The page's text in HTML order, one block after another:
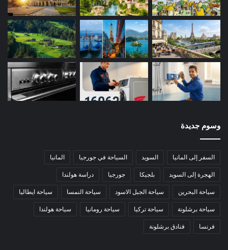
وسوم جديدة
السفر إلى المانيا السويد السياحة في جورجيا المانيا
الهجرة إلى السويد بلجيكا جورجيا دراسة هولندا
سياحة البحرين سياحة الجبل الاسود سياحة النمسا سياحة ايطاليا
سياحة برشلونة سياحة تركيا سياحة رومانيا سياحة هولندا
فرنسا فنادق برشلونة